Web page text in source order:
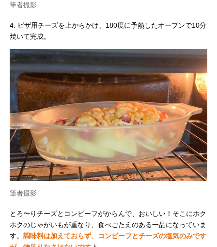
筆者撮影
4. ピザ用チーズを上からかけ、180度に予熱したオーブンで10分
焼いて完成。
筆者撮影
とろ〜りチーズとコンビーフがからんで、おいしい！そこにホク
ホクのじゃがいもが重なり、食べごたえのある一品になっていま
す。 調味料は加えておらず、コンビーフとチーズの塩気のみです